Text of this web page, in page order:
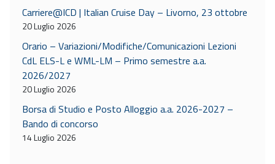
Carriere@ICD | Italian Cruise Day – Livorno, 23 ottobre
20 Luglio 2026
Orario – Variazioni/Modifiche/Comunicazioni Lezioni
CdL ELS-L e WML-LM – Primo semestre a.a.
2026/2027
20 Luglio 2026
Borsa di Studio e Posto Alloggio a.a. 2026-2027 –
Bando di concorso
14 Luglio 2026